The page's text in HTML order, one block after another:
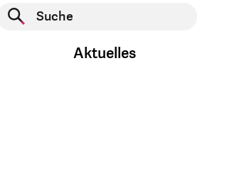
Suche starten
Aktuelles